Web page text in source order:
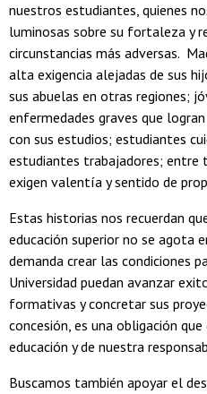
nuestros estudiantes, quienes
luminosas sobre su fortaleza y
circunstancias más adversas.
alta exigencia alejadas de sus
sus abuelas en otras regiones;
enfermedades graves que
con sus estudios; estudiantes
estudiantes trabajadores; entre
exigen valentía y sentido de
Estas historias nos recuerdan
educación superior no se agota
demanda crear las condiciones
Universidad puedan avanzar
formativas y concretar sus
concesión, es una obligación
educación y de nuestra
Buscamos también apoyar el